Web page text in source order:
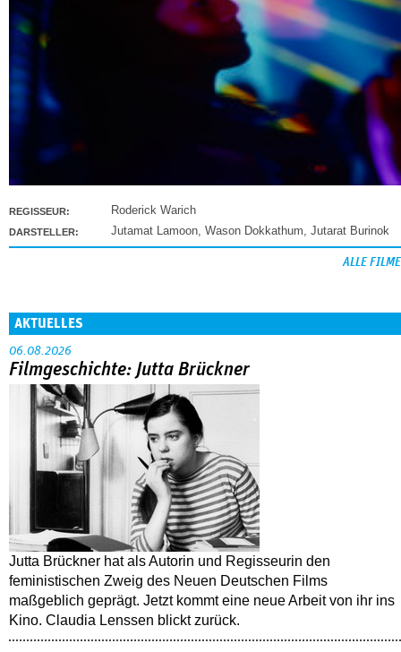
REGISSEUR: Roderick Warich
DARSTELLER: Jutamat Lamoon, Wason Dokkathum, Jutarat Burinok
ALLE FILME
AKTUELLES
06.08.2026
Filmgeschichte: Jutta Brückner
Jutta Brückner hat als Autorin und Regisseurin den
feministischen Zweig des Neuen Deutschen Films
maßgeblich geprägt. Jetzt kommt eine neue Arbeit von ihr ins
Kino. Claudia Lenssen blickt zurück.